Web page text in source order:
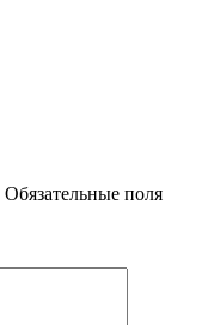
Обязательные поля